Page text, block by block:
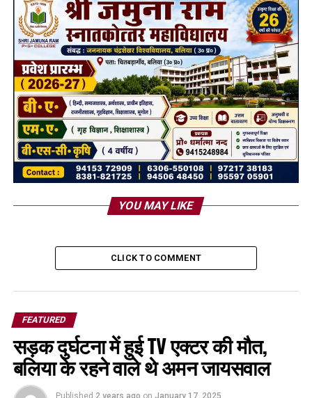
YOU MAY LIKE
CLICK TO COMMENT
FEATURED
सड़क दुर्घटना में हुई TV एक्टर की मौत,
बलिया के रहने वाले थे अमन जायसवाल
Published 2 years ago on January 17, 2025